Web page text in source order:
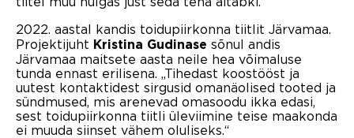
2022. aastal kandis toidupiirkonna tiitlit Järvamaa.
Projektijuht Kristina Gudinase sõnul andis
Järvamaa maitsete aasta neile hea võimaluse
tunda ennast erilisena. „Tihedast koostööst ja
uutest kontaktidest sirgusid omanäolised tooted ja
sündmused, mis arenevad omasoodu ikka edasi,
sest toidupiirkonna tiitli üleviimine teise maakonda
ei muuda siinset vähem oluliseks.“